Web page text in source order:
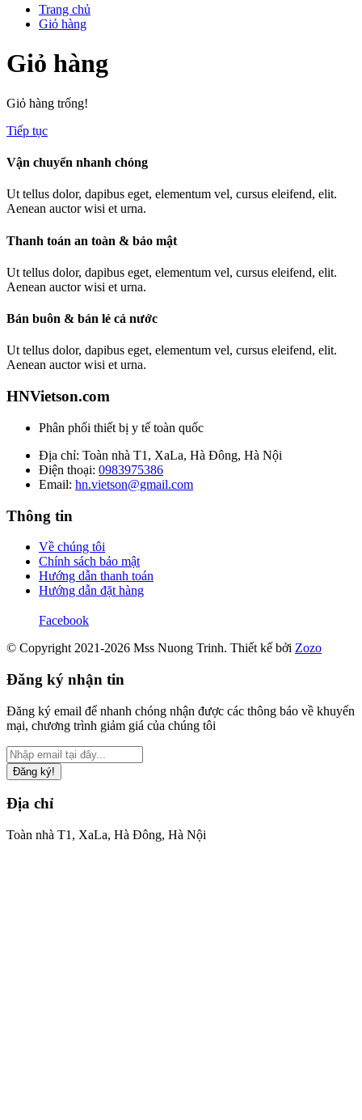
Trang chủ
Giỏ hàng
Giỏ hàng
Giỏ hàng trống!
Tiếp tục
Vận chuyển nhanh chóng
Ut tellus dolor, dapibus eget, elementum vel, cursus eleifend, elit.
Aenean auctor wisi et urna.
Thanh toán an toàn & bảo mật
Ut tellus dolor, dapibus eget, elementum vel, cursus eleifend, elit.
Aenean auctor wisi et urna.
Bán buôn & bán lẻ cả nước
Ut tellus dolor, dapibus eget, elementum vel, cursus eleifend, elit.
Aenean auctor wisi et urna.
HNVietson.com
Phân phối thiết bị y tế toàn quốc
Địa chỉ: Toàn nhà T1, XaLa, Hà Đông, Hà Nội
Điện thoại: 0983975386
Email: hn.vietson@gmail.com
Thông tin
Về chúng tôi
Chính sách bảo mật
Hướng dẫn thanh toán
Hướng dẫn đặt hàng
Facebook
© Copyright 2021-2026 Mss Nuong Trinh. Thiết kế bởi Zozo
Đăng ký nhận tin
Đăng ký email để nhanh chóng nhận được các thông báo về khuyến
mại, chương trình giảm giá của chúng tôi
Đăng ký!
Địa chỉ
Toàn nhà T1, XaLa, Hà Đông, Hà Nội